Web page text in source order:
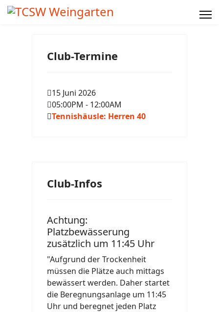
Club-Termine
15 Juni 2026
05:00PM - 12:00AM
Tennishäusle: Herren 40
Club-Infos
Achtung:
Platzbewässerung
zusätzlich um 11:45 Uhr
"Aufgrund der Trockenheit
müssen die Plätze auch mittags
bewässert werden. Daher startet
die Beregnungsanlage um 11:45
Uhr und beregnet jeden Platz